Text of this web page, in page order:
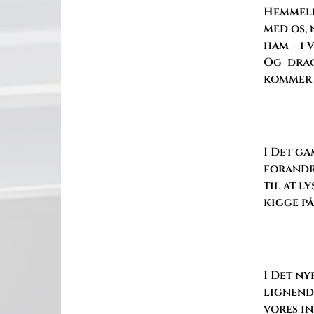
med
ham – i
Og
I Det
til at
kigge
I Det
vores